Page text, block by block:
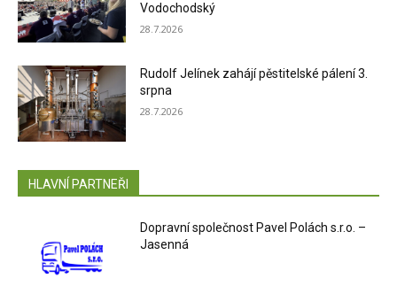
Vodochodský
28.7.2026
Rudolf Jelínek zahájí pěstitelské pálení 3.
srpna
28.7.2026
HLAVNÍ PARTNEŘI
Dopravní společnost Pavel Polách s.r.o. –
Jasenná